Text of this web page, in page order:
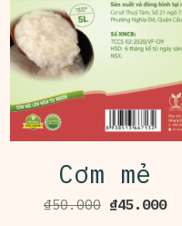
Cơm mẻ
₫50.000 Giá
₫45.000Giá